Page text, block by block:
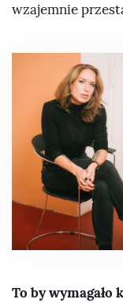
wzajemnie
To by